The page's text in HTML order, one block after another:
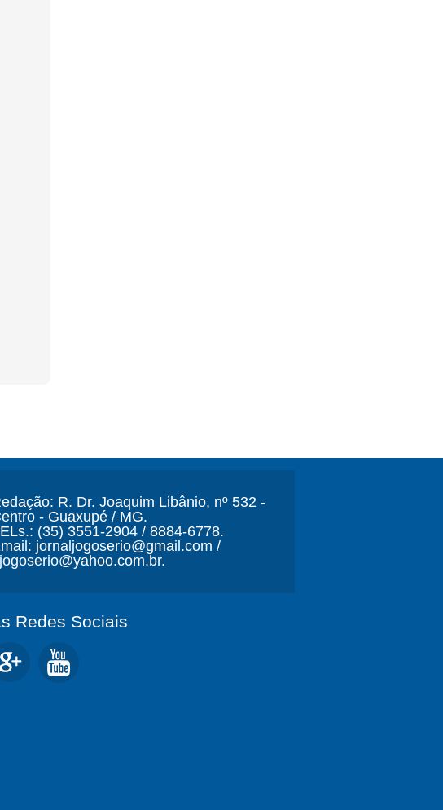
R. Dr. Joaquim Libânio, nº 532 -
- Guaxupé / MG.
(35) 3551-2904 / 8884-6778.
jornaljogoserio@gmail.com /
Redes Sociais